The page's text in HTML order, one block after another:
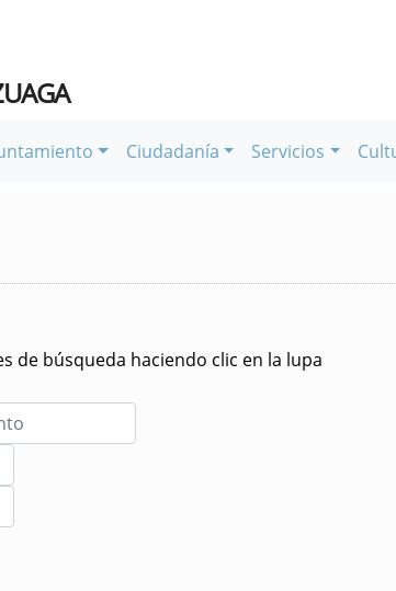
Ciudadanía Servicios
de búsqueda haciendo clic en la lupa